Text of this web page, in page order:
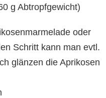
g Abtropfgewicht)
oder
Schritt kann man evtl.
glänzen die Aprikosen